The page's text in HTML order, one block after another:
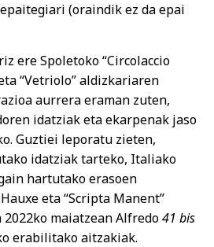
(oraindik ez da epai
ere Spoletoko “Circolaccio
“Vetriolo” aldizkariaren
aurrera eraman zuten,
idatziak eta ekarpenak jaso
Guztiei leporatu zieten,
idatziak tarteko, Italiako
hartutako erasoen
eta “Scripta Manent”
maiatzean Alfredo41 bis
erabilitako aitzakiak.